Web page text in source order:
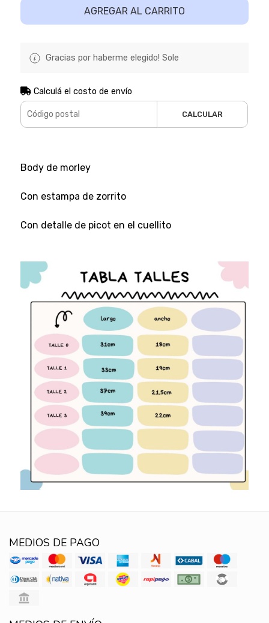
AGREGAR AL CARRITO
Gracias por haberme elegido! Sole
Calculá el costo de envío
CALCULAR
Body de morley
Con estampa de zorrito
Con detalle de picot en el cuellito
MEDIOS DE PAGO